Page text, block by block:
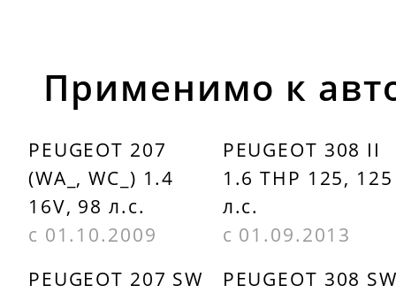
Применимо к
PEUGEOT 207
(WA_, WC_) 1.4
16V, 98 л.с.
с 01.10.2009
PEUGEOT 207 SW
PEUGEOT 308 II
1.6 THP 125, 125
л.с.
с 01.09.2013
PEUGEOT 308